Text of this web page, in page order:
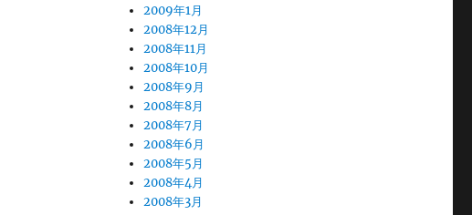
2009年1月
2008年12月
2008年11月
2008年10月
2008年9月
2008年8月
2008年7月
2008年6月
2008年5月
2008年4月
2008年3月